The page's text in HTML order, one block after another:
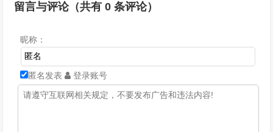
留言与评论（共有0 条评论）
昵称：
匿名发表 登录账号